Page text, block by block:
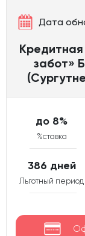
Дата
Кредитная
забот»
до 8%
%ставка
386 дней
Льготный период